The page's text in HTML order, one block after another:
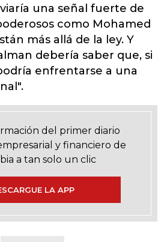
una señal fuerte de
como Mohamed
más allá de la ley. Y
debería saber que, si
enfrentarse a una
del primer diario
y financiero de
a tan solo un clic
LA APP